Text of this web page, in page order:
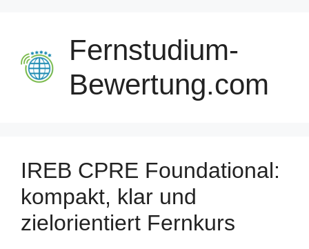
Fernstudium-
Bewertung.com
IREB CPRE Foundational:
kompakt, klar und
zielorientiert Fernkurs